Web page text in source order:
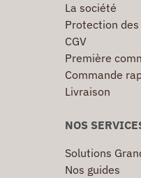
La société
Protection
CGV
Première
Commande
Livraison
NOS
Solutions
Nos guides